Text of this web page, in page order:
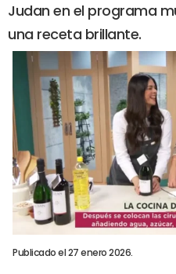
Judan en el programa
una receta brillante.
Publicado el 27 enero 2026.